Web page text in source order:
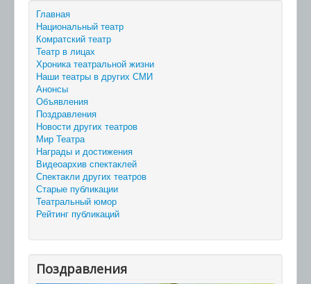
Главная
Национальный театр
Комратский театр
Театр в лицах
Хроника театральной жизни
Наши театры в других СМИ
Анонсы
Объявления
Поздравления
Новости других театров
Мир Театра
Награды и достижения
Видеоархив спектаклей
Спектакли других театров
Старые публикации
Театральный юмор
Рейтинг публикаций
Поздравления